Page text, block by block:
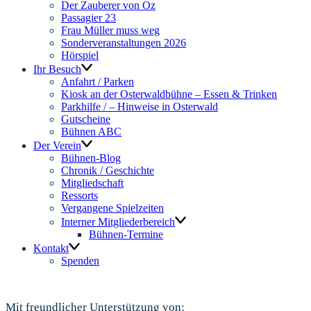
Der Zauberer von Oz
Passagier 23
Frau Müller muss weg
Sonderveranstaltungen 2026
Hörspiel
Ihr Besuch
Anfahrt / Parken
Kiosk an der Osterwaldbühne – Essen & Trinken
Parkhilfe / – Hinweise in Osterwald
Gutscheine
Bühnen ABC
Der Verein
Bühnen-Blog
Chronik / Geschichte
Mitgliedschaft
Ressorts
Vergangene Spielzeiten
Interner Mitgliederbereich
Bühnen-Termine
Kontakt
Spenden
Mit freundlicher Unterstützung von: